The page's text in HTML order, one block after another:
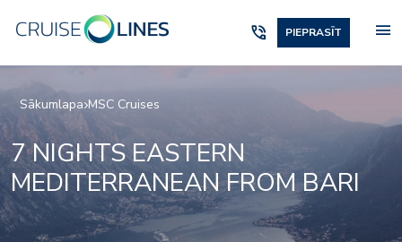
phone_in_talk PIEPRASĪT menu
Sākumlapa MSC Cruises
7 NIGHTS EASTERN
MEDITERRANEAN FROM BARI